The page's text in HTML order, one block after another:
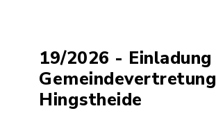
19/2026 - Einladung
Gemeindevertretung
Hingstheide